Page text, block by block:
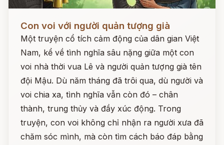
Con voi với người quản tượng già
Một truyện cổ tích cảm động của dân gian Việt
Nam, kể về tình nghĩa sâu nặng giữa một con
voi nhà thời vua Lê và người quản tượng già tên
đội Mậu. Dù năm tháng đã trôi qua, dù người và
voi chia xa, tình nghĩa vẫn còn đó – chân
thành, trung thủy và đầy xúc động. Trong
truyện, con voi không chỉ nhận ra người xưa đã
chăm sóc mình, mà còn tìm cách báo đáp bằng